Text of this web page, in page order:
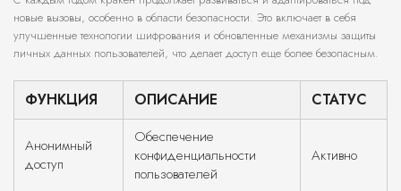
новые вызовы, особенно в области безопасности. Это включает в себя
улучшенные технологии шифрования и обновленные механизмы защиты
личных данных пользователей, что делает доступ еще более безопасным.
ФУНКЦИЯ ОПИСАНИЕ СТАТУС
Анонимный
доступ
Обеспечение
конфиденциальности
пользователей
Активно